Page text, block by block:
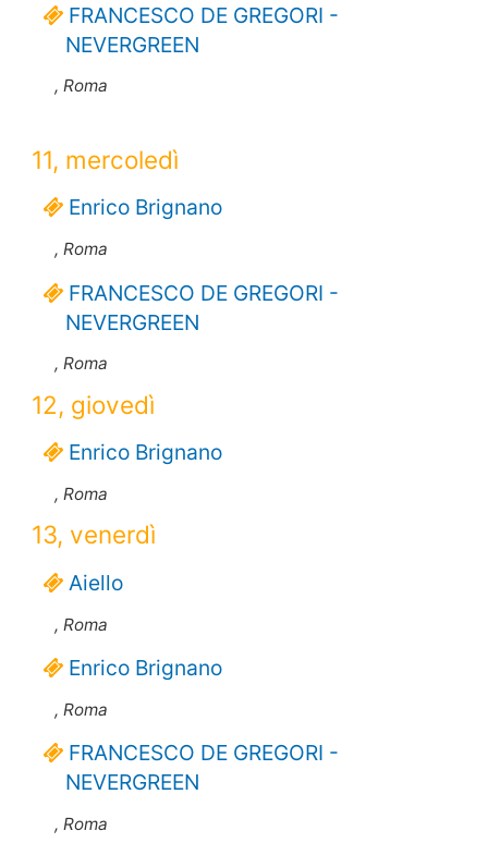
FRANCESCO DE GREGORI -
NEVERGREEN
, Roma
11, mercoledì
Enrico Brignano
, Roma
FRANCESCO DE GREGORI -
NEVERGREEN
, Roma
12, giovedì
Enrico Brignano
, Roma
13, venerdì
Aiello
, Roma
Enrico Brignano
, Roma
FRANCESCO DE GREGORI -
NEVERGREEN
, Roma